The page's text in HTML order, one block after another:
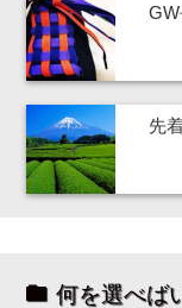
先
何を選べば